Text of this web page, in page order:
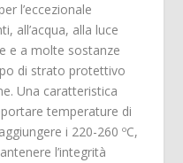
l’eccezionale
all’acqua, alla luce
e a molte sostanze
di strato protettivo
Una caratteristica
temperature di
i 220-260 ºC,
l’integrità